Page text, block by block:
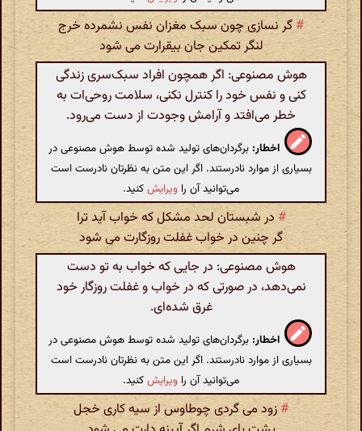
# گر نسازی چون سبک مغزان نفس نشمرده خرج
لنگر تمکین جان بیقرارت می شود
هوش مصنوعی: اگر همچون افراد سبک‌سری زندگی
کنی و نفس خود را کنترل نکنی، سلامت روحی‌ات به
خطر می‌افتد و آرامش وجودت از دست می‌رود.
اخطار: برگردان‌های تولید شده توسط هوش مصنوعی در
بسیاری از موارد نادرستند. اگر این متن به نظرتان نادرست است
می‌توانید آن را ویرایشکنید.
# در شبستان لحد مشکل که خواب آید ترا
گر چنین در خواب غفلت روزگارت می شود
هوش مصنوعی: در جایی که خواب به تو دست
نمی‌دهد، در صورتی که در خواب و غفلت روزگار خود
غرق شده‌ای.
اخطار: برگردان‌های تولید شده توسط هوش مصنوعی در
بسیاری از موارد نادرستند. اگر این متن به نظرتان نادرست است
می‌توانید آن را ویرایشکنید.
#زود می گردی چوطاوس از سیه کاری خجل